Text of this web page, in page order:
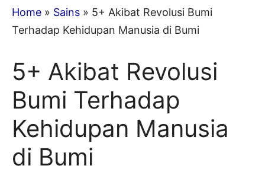
Home » Sains » 5+ Akibat Revolusi Bumi
Terhadap Kehidupan Manusia di Bumi
5+ Akibat Revolusi
Bumi Terhadap
Kehidupan Manusia
di Bumi